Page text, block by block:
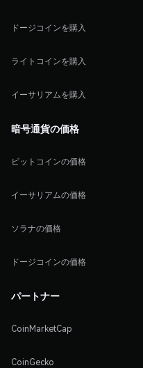
ドージコインを購入
ライトコインを購入
イーサリアムを購入
暗号通貨の価格
ビットコインの価格
イーサリアムの価格
ソラナの価格
ドージコインの価格
パートナー
CoinMarketCap
CoinGecko